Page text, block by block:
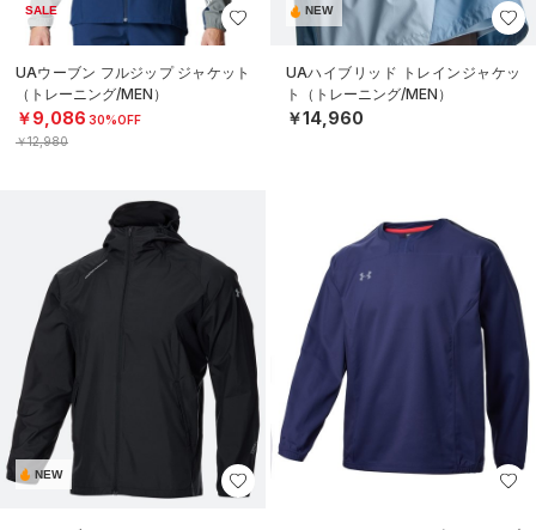
SALE
UAウーブン フルジップ ジャケット
（トレーニング/MEN）
￥9,086 30%OFF
￥12,980
NEW
UAハイブリッド トレインジャケッ
ト（トレーニング/MEN）
￥14,960
NEW